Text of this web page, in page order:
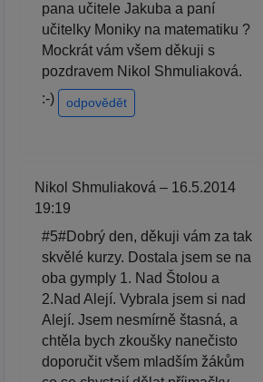
pana učitele Jakuba a paní
učitelky Moniky na matematiku ?
Mockrát vám všem děkuji s
pozdravem Nikol Shmuliaková.
:-)
odpovědět
Nikol Shmuliaková – 16.5.2014
19:19
#5#Dobrý den, děkuji vám za tak
skvělé kurzy. Dostala jsem se na
oba gymply 1. Nad Štolou a
2.Nad Alejí. Vybrala jsem si nad
Alejí. Jsem nesmírně štasná, a
chtěla bych zkoušky nanečisto
doporučit všem mladším žákům